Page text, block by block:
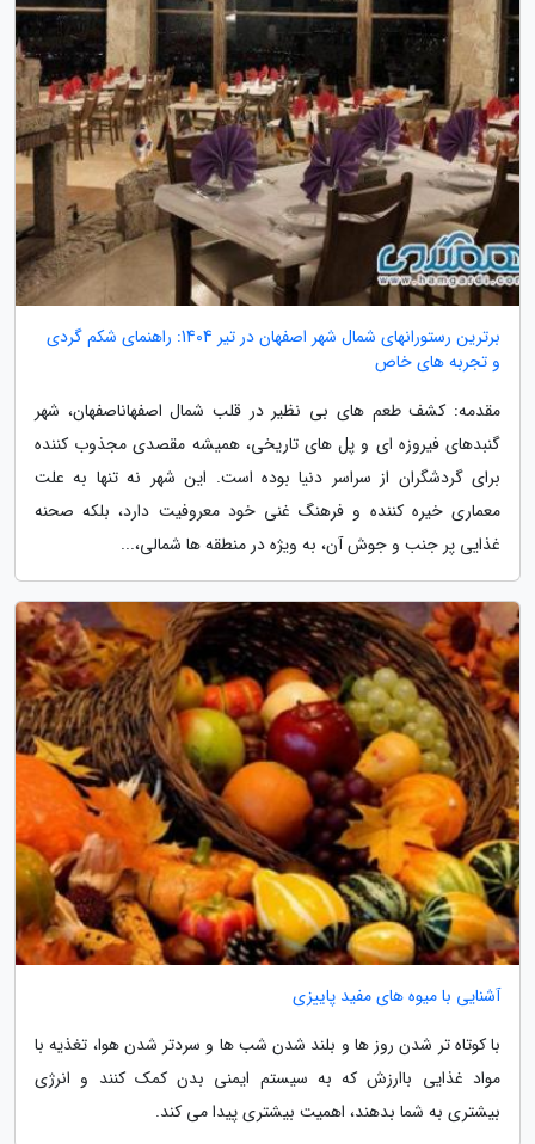
برترین رستورانهای شمال شهر اصفهان در تیر 1404: راهنمای شکم گردی
و تجربه های خاص
مقدمه: کشف طعم های بی نظیر در قلب شمال اصفهاناصفهان، شهر
گنبدهای فیروزه ای و پل های تاریخی، همیشه مقصدی مجذوب کننده
برای گردشگران از سراسر دنیا بوده است. این شهر نه تنها به علت
معماری خیره کننده و فرهنگ غنی خود معروفیت دارد، بلکه صحنه
غذایی پر جنب و جوش آن، به ویژه در منطقه ها شمالی،...
آشنایی با میوه های مفید پاییزی
با کوتاه تر شدن روز ها و بلند شدن شب ها و سردتر شدن هوا، تغذیه با
مواد غذایی باارزش که به سیستم ایمنی بدن کمک کنند و انرژی
بیشتری به شما بدهند، اهمیت بیشتری پیدا می کند.